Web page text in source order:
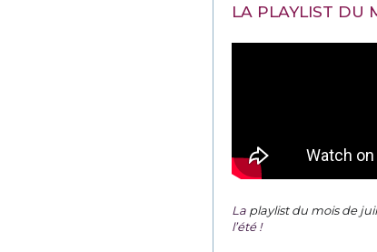
LA PLAYLIST DU
La playlist du mois de
l’été !